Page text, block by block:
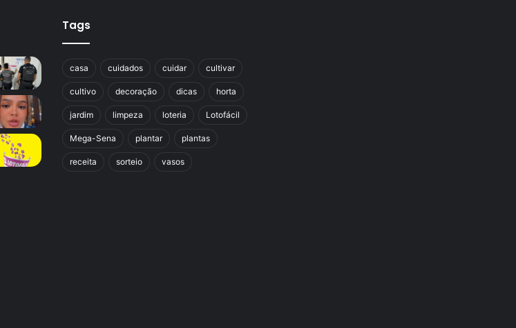
Tags
casa cuidados cuidar cultivar
cultivo decoração dicas horta
jardim limpeza loteria Lotofácil
Mega-Sena plantar plantas
receita sorteio vasos